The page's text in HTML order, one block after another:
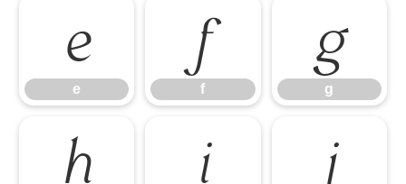
e
e
f
f
g
g
h i j